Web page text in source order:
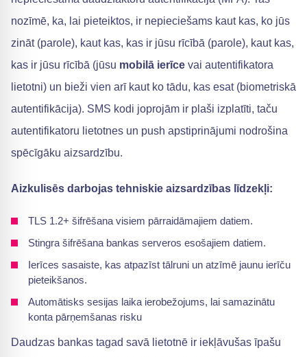
nozīmē, ka, lai pieteiktos, ir nepieciešams kaut kas, ko jūs
zināt (parole), kaut kas, kas ir jūsu rīcībā (parole), kaut kas,
kas ir jūsu rīcībā (jūsu mobilā ierīce vai autentifikatora
lietotni) un bieži vien arī kaut ko tādu, kas esat (biometriskā
autentifikācija). SMS kodi joprojām ir plaši izplatīti, taču
autentifikatoru lietotnes un push apstiprinājumi nodrošina
spēcīgāku aizsardzību.
Aizkulisēs darbojas tehniskie aizsardzības līdzekļi:
TLS 1.2+ šifrēšana visiem pārraidāmajiem datiem.
Stingra šifrēšana bankas serveros esošajiem datiem.
Ierīces sasaiste, kas atpazīst tālruni un atzīmē jaunu ierīču
pieteikšanos.
Automātisks sesijas laika ierobežojums, lai samazinātu
konta pārņemšanas risku
Daudzas bankas tagad savā lietotnē ir iekļāvušas īpašu